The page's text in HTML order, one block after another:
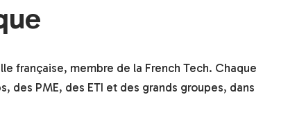
française, membre de la French Tech. Chaque
PME, des ETI et des grands groupes, dans